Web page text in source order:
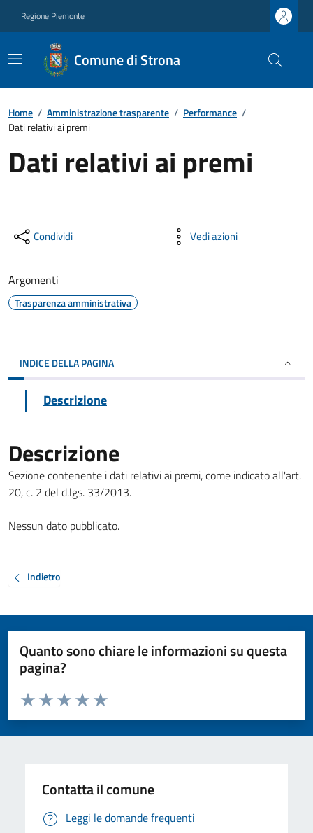
Regione Piemonte
Comune di Strona
Home / Amministrazione trasparente / Performance /
Dati relativi ai premi
Dati relativi ai premi
Condividi Vedi azioni
Argomenti
Trasparenza amministrativa
INDICE DELLA PAGINA
Descrizione
Descrizione
Sezione contenente i dati relativi ai premi, come indicato all'art.
20, c. 2 del d.lgs. 33/2013.
Nessun dato pubblicato.
Indietro
Quanto sono chiare le informazioni su questa
pagina?
Valuta da 1 a 5 stelle la pagina
Valuta 5 stelle su 5
Valuta 4 stelle su 5
Valuta 3 stelle su 5
Valuta 2 stelle su 5
Valuta 1 stelle su 5
Contatta il comune
Leggi le domande frequenti